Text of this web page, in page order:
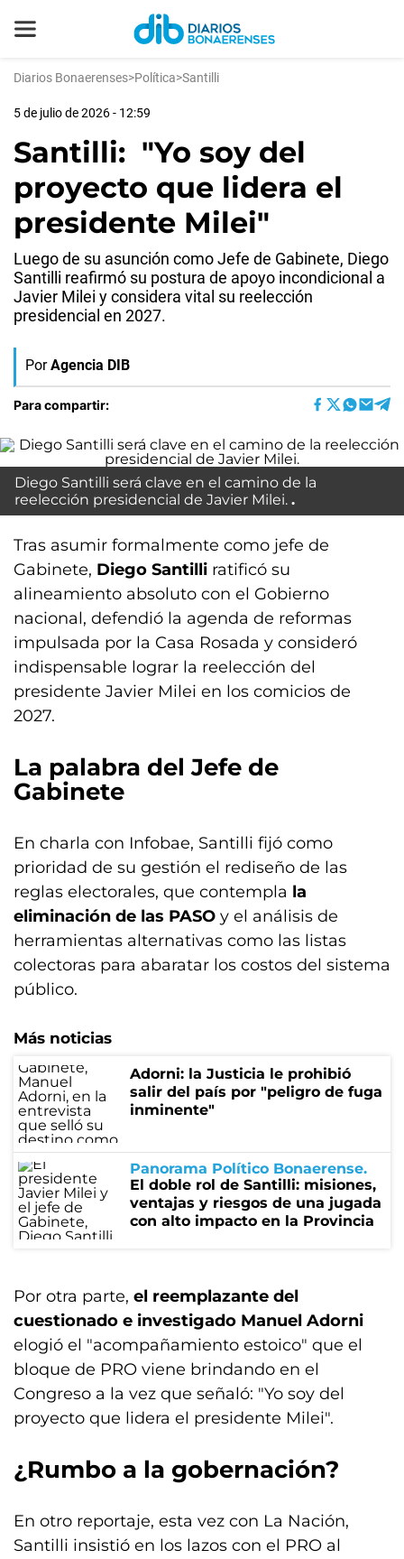
Diarios Bonaerenses>Política>Santilli
5 de julio de 2026 - 12:59
Santilli: "Yo soy del
proyecto que lidera el
presidente Milei"
Luego de su asunción como Jefe de Gabinete, Diego
Santilli reafirmó su postura de apoyo incondicional a
Javier Milei y considera vital su reelección
presidencial en 2027.
Por Agencia DIB
Para compartir:
Diego Santilli será clave en el camino de la
reelección presidencial de Javier Milei.
Tras asumir formalmente como jefe de
Gabinete, Diego Santilli ratificó su
alineamiento absoluto con el Gobierno
nacional, defendió la agenda de reformas
impulsada por la Casa Rosada y consideró
indispensable lograr la reelección del
presidente Javier Milei en los comicios de
2027.
La palabra del Jefe de
Gabinete
En charla con Infobae, Santilli fijó como
prioridad de su gestión el rediseño de las
reglas electorales, que contempla la
eliminación de las PASO y el análisis de
herramientas alternativas como las listas
colectoras para abaratar los costos del sistema
público.
Más noticias
Adorni: la Justicia le prohibió
salir del país por "peligro de fuga
inminente"
Panorama Político Bonaerense
El doble rol de Santilli: misiones,
ventajas y riesgos de una jugada
con alto impacto en la Provincia
Por otra parte, el reemplazante del
cuestionado e investigado Manuel Adorni
elogió el "acompañamiento estoico" que el
bloque de PRO viene brindando en el
Congreso a la vez que señaló: "Yo soy del
proyecto que lidera el presidente Milei".
¿Rumbo a la gobernación?
En otro reportaje, esta vez con La Nación,
Santilli insistió en los lazos con el PRO al